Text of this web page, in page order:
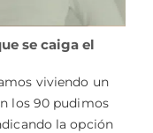
se caiga el
viviendo un
los 90 pudimos
la opción